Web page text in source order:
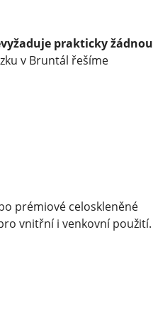
prakticky žádnou
v Bruntál řešíme
prémiové celoskleněné
vnitřní i venkovní použití.